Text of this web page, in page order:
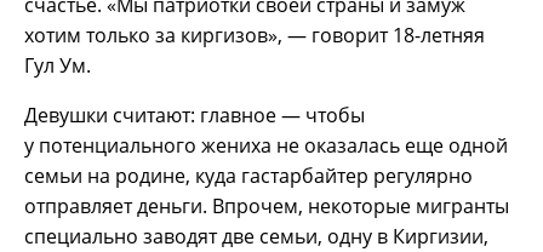
хотим только за киргизов», — говорит 18-летняя
Гул Ум.
Девушки считают: главное — чтобы
у потенциального жениха не оказалась еще одной
семьи на родине, куда гастарбайтер регулярно
отправляет деньги. Впрочем, некоторые мигранты
специально заводят две семьи, одну в Киргизии,